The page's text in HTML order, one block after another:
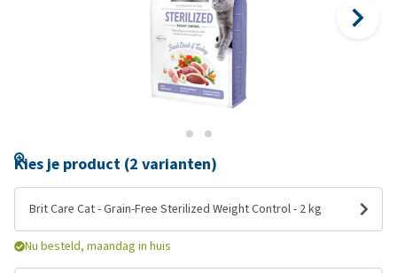
Kies je product (2 varianten)
Brit Care Cat - Grain-Free Sterilized Weight Control - 2 kg
Nu besteld, maandag in huis